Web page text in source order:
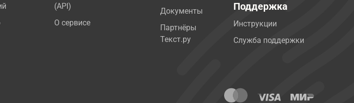
(API)
О сервисе
Документы
Партнёры
Текст.ру
Поддержка
Инструкции
Служба поддержки